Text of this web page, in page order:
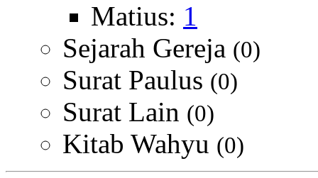
Matius: 1
Sejarah Gereja (0)
Surat Paulus (0)
Surat Lain (0)
Kitab Wahyu (0)